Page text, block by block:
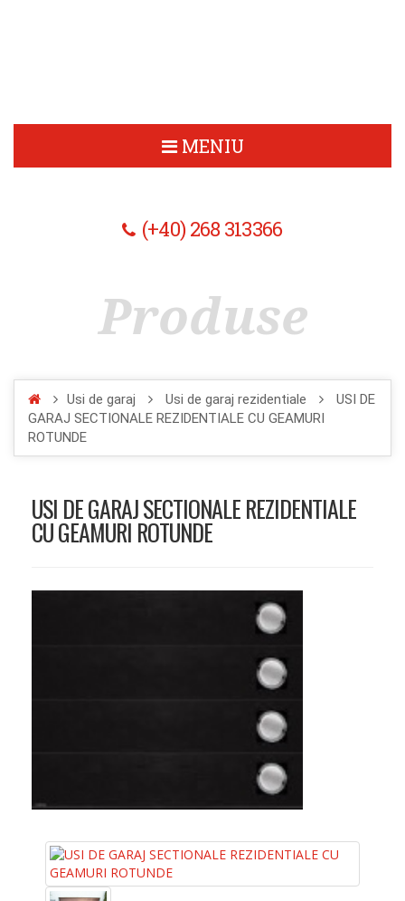
MENIU
(+40) 268 313366
Produse
Usi de garaj Usi de garaj rezidentiale
USI DE
GARAJ SECTIONALE REZIDENTIALE CU GEAMURI
ROTUNDE
USI DE GARAJ SECTIONALE REZIDENTIALE
CU GEAMURI ROTUNDE